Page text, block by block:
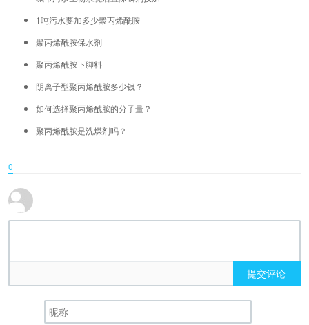
1吨污水要加多少聚丙烯酰胺
聚丙烯酰胺保水剂
聚丙烯酰胺下脚料
阴离子型聚丙烯酰胺多少钱？
如何选择聚丙烯酰胺的分子量？
聚丙烯酰胺是洗煤剂吗？
0
提交评论